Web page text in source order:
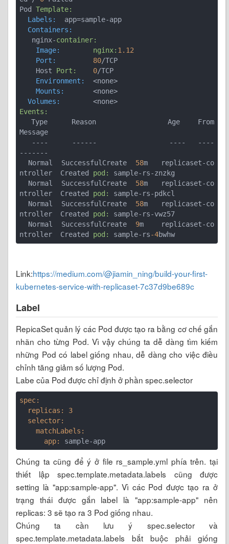
Pod Template:
  Labels:
  Containers:
   nginx-
container:
    Image:
nginx: 1.12
    Port:
80/TCP
    Host
Port: 0
    Environment:
    Mounts:
  Volumes:
Events:
  Type    Reason            Age   From
Message
-------
  Normal  SuccessfulCreate
58m   replicaset-co
ntroller  Created pod:
sample-rs-znzkg
  Normal  SuccessfulCreate
58m   replicaset-co
ntroller  Created pod:
sample-rs-pdkcl
  Normal  SuccessfulCreate
58m   replicaset-co
ntroller  Created pod:
sample-rs-vwz57
  Normal  SuccessfulCreate
9m    replicaset-co
ntroller  Created pod: sample-rs-4 bwhw
Link:https://medium.com/@jiamin_ning/build-your-first-
kubernetes-service-with-replicaset-7c37d9be689c
Label
RepicaSet quản lý các Pod được tạo ra bằng cơ chế gắn
nhãn cho từng Pod. Vì vậy chúng ta dễ dàng tìm kiếm
những Pod có label giống nhau, dễ dàng cho việc điều
chỉnh tăng giảm số lượng Pod.
Labe của Pod được chỉ định ở phần spec.selector
spec:
  replicas:
3
  selector:
    matchLabels:
      app:
Chúng ta cũng để ý ở file rs_sample.yml phía trên. tại
thiết lập spec.template.metadata.labels cũng được
setting là "app:sample-app". Vì các Pod được tạo ra ở
trạng thái được gắn label là "app:sample-app" nên
replicas: 3 sẽ tạo ra 3 Pod giống nhau.
Chúng ta cần lưu ý spec.selector và
spec.template.metadata.labels bắt buộc phải giống